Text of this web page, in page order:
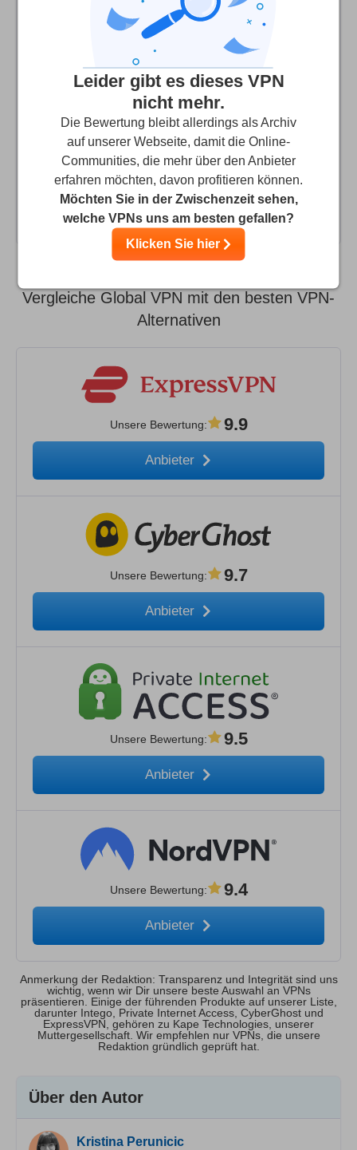
dreimal gebeten mir eine Möglichkeit zur Abmeldung
bekanntzugeben. Seit meiner Anfrage sind vier Tage
vergangen ohne eine Antwort erhalten zu haben. Im
Kontaktformular ist eine Bearbeitung innerhalb von 24
Stunden angegeben. Das muss allerdings noch nichts
heißen, positive Eindrücke habe ich jedoch nicht! Zumal
eine Adresse auf den Seychellen angeben ist. Habe
Screenshots von meinen Kontaktaufnahmen!
Alle Antworten (1)
Vergleiche Global VPN mit den besten VPN-
Alternativen
Unsere Bewertung: 9.9
Anbieter
Unsere Bewertung: 9.7
Anbieter
Unsere Bewertung: 9.5
Anbieter
Unsere Bewertung: 9.4
Anbieter
Anmerkung der Redaktion: Transparenz und Integrität sind uns
wichtig, wenn wir Dir unsere beste Auswahl an VPNs
präsentieren. Einige der führenden Produkte auf unserer Liste,
darunter Intego, Private Internet Access, CyberGhost und
ExpressVPN, gehören zu Kape Technologies, unserer
Muttergesellschaft. Wir empfehlen nur VPNs, die unsere
Redaktion gründlich geprüft hat.
Über den Autor
Kristina Perunicic
Leider gibt es dieses VPN
nicht mehr.
Die Bewertung bleibt allerdings als Archiv
auf unserer Webseite, damit die Online-
Communities, die mehr über den Anbieter
erfahren möchten, davon profitieren können.
Möchten Sie in der Zwischenzeit sehen,
welche VPNs uns am besten gefallen?
Klicken Sie hier